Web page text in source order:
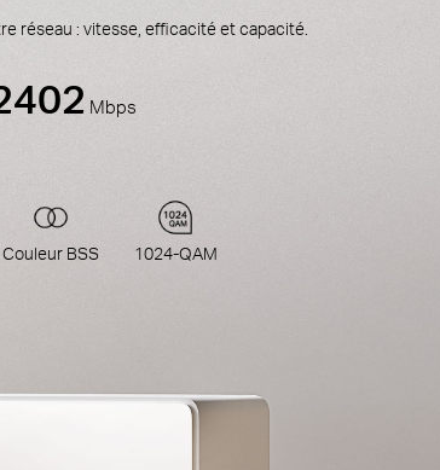
réseau : vitesse, efficacité et capacité.
Couleur BSS 1024-QAM
Mbps